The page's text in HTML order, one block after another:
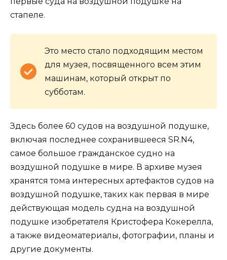
стапеле.
Это место стало подходящим местом
для музея, посвященного всем этим
машинам, который открыт по
субботам.
Здесь более 60 судов на воздушной подушке,
включая последнее сохранившееся SR.N4,
самое большое гражданское судно на
воздушной подушке в мире. В архиве музея
хранятся тома интересных артефактов судов на
воздушной подушке, таких как первая в мире
действующая модель судна на воздушной
подушке изобретателя Кристофера Кокерелла,
а также видеоматериалы, фотографии, планы и
другие документы.